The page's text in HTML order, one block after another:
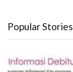
Popular Stories